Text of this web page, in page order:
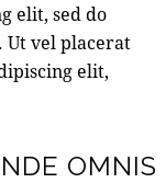
elit, sed do
Ut vel placerat
elit,
OMNIS